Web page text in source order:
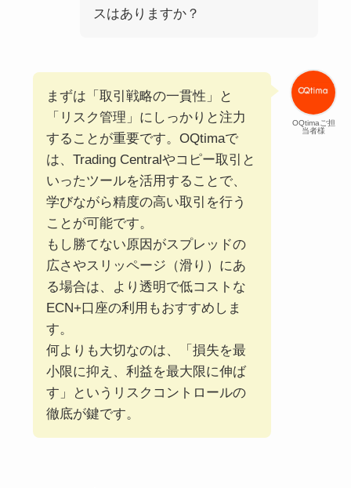
スはありますか？
OQtimaご担
当者様
まずは「取引戦略の一貫性」と
「リスク管理」にしっかりと注力
することが重要です。OQtimaで
は、Trading Centralやコピー取引と
いったツールを活用することで、
学びながら精度の高い取引を行う
ことが可能です。
もし勝てない原因がスプレッドの
広さやスリッページ（滑り）にあ
る場合は、より透明で低コストな
ECN+口座の利用もおすすめしま
す。
何よりも大切なのは、「損失を最
小限に抑え、利益を最大限に伸ば
す」というリスクコントロールの
徹底が鍵です。